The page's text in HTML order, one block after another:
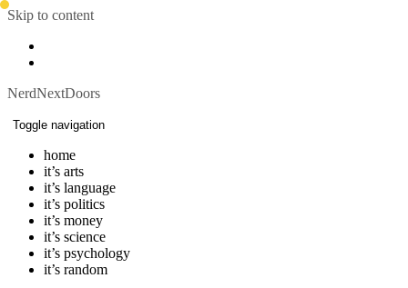
Skip to content
NerdNextDoors
Toggle navigation
home
it’s arts
it’s language
it’s politics
it’s money
it’s science
it’s psychology
it’s random